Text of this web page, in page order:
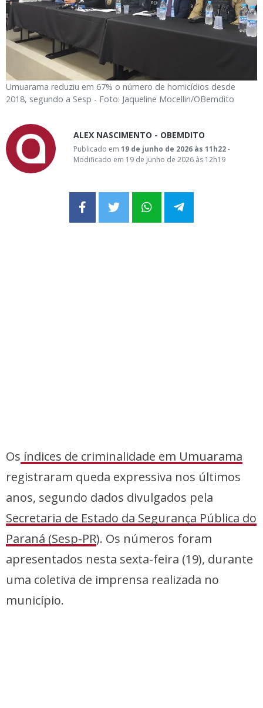
Umuarama reduziu em 67% o número de homicídios desde
2018, segundo a Sesp - Foto: Jaqueline Mocellin/OBemdito
ALEX NASCIMENTO - OBEMDITO
Publicado em 19 de junho de 2026 às 11h22-
Modificado em 19 de junho de 2026 às 12h19
Os índices de criminalidade em Umuarama
registraram queda expressiva nos últimos
anos, segundo dados divulgados pela
Secretaria de Estado da Segurança Pública do
Paraná (Sesp-PR). Os números foram
apresentados nesta sexta-feira (19), durante
uma coletiva de imprensa realizada no
município.